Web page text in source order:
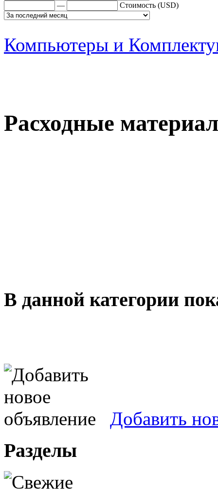
— Стоимость (USD)
Компьютеры и
Расходные
В данной категории
Добавить
Разделы